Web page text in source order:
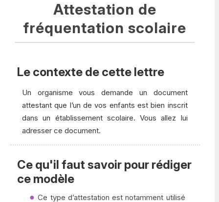
Attestation de
fréquentation scolaire
Le contexte de cette lettre
Un organisme vous demande un document
attestant que l’un de vos enfants est bien inscrit
dans un établissement scolaire. Vous allez lui
adresser ce document.
Ce qu'il faut savoir pour rédiger
ce modèle
Ce type d’attestation est notamment utilisé